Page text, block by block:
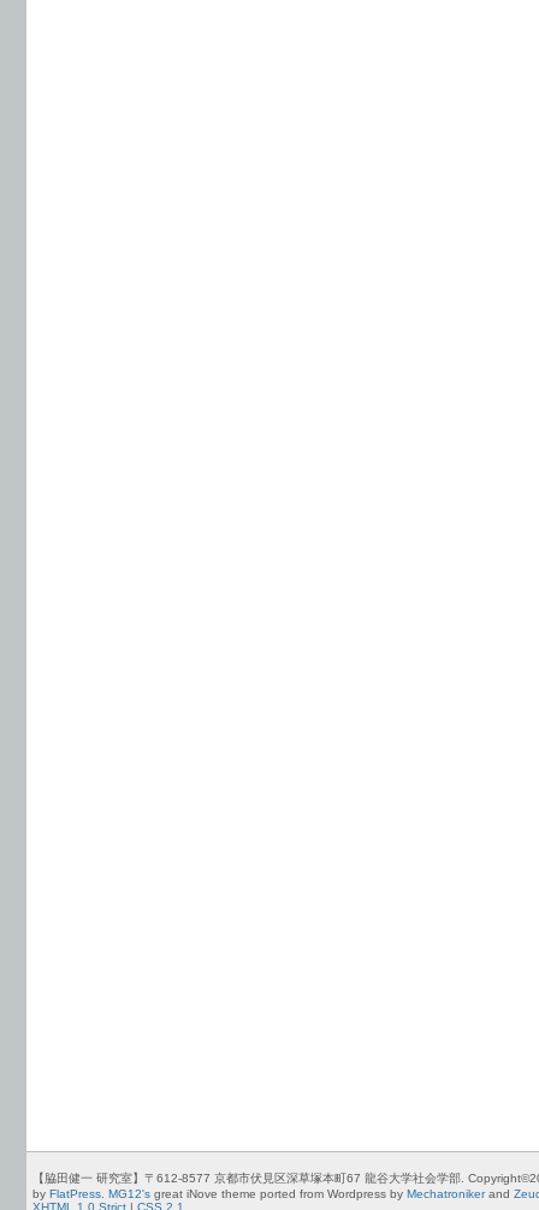
【脇田健一 研究室】〒612-8577 京都市伏見区深草塚本町67 龍谷大学社会学部.
by FlatPress. MG12's great iNove theme ported from Wordpress by Mechatronikerand